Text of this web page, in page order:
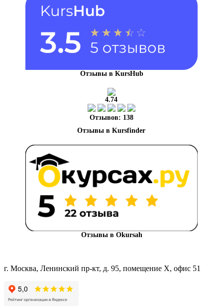
Отзывы в KursHub
4.74
Отзывов: 138
Отзывы в Okursah
г. Москва, Ленинский пр-кт, д. 95, помещение Х, офис 51